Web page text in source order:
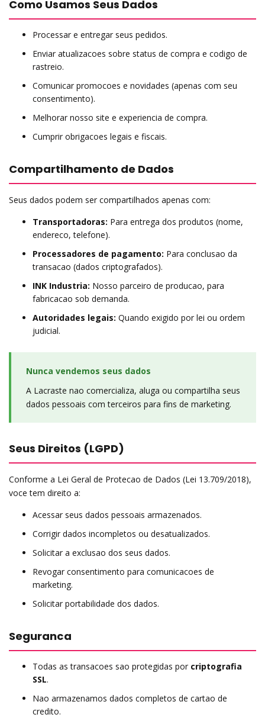
Como Usamos Seus Dados
Processar e entregar seus pedidos.
Enviar atualizacoes sobre status de compra e codigo de
rastreio.
Comunicar promocoes e novidades (apenas com seu
consentimento).
Melhorar nosso site e experiencia de compra.
Cumprir obrigacoes legais e fiscais.
Compartilhamento de Dados
Seus dados podem ser compartilhados apenas com:
Transportadoras: Para entrega dos produtos (nome,
endereco, telefone).
Processadores de pagamento: Para conclusao da
transacao (dados criptografados).
INK Industria: Nosso parceiro de producao, para
fabricacao sob demanda.
Autoridades legais: Quando exigido por lei ou ordem
judicial.
Nunca vendemos seus dados
A Lacraste nao comercializa, aluga ou compartilha seus
dados pessoais com terceiros para fins de marketing.
Seus Direitos (LGPD)
Conforme a Lei Geral de Protecao de Dados (Lei 13.709/2018),
voce tem direito a:
Acessar seus dados pessoais armazenados.
Corrigir dados incompletos ou desatualizados.
Solicitar a exclusao dos seus dados.
Revogar consentimento para comunicacoes de
marketing.
Solicitar portabilidade dos dados.
Seguranca
Todas as transacoes sao protegidas por criptografia
SSL.
Nao armazenamos dados completos de cartao de
credito.